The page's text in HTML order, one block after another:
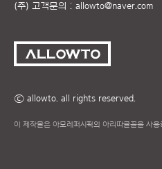
(주) 고객문의 : allowto@naver.com
ⓒ allowto. all rights reserved.
이 제작물은 아모레퍼시픽의 아리따글꼴을 사